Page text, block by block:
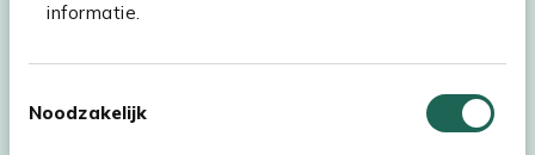
informatie.
Noodzakelijk